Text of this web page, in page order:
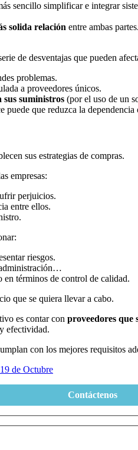
sencillo simplificar e integrar
solida relación entre ambas partes.
de desventajas que pueden
problemas.
a proveedores únicos.
sus suministros (por el uso de un
que reduzca la dependencia
sus estrategias de compras.
empresas:
perjuicios.
entre ellos.
riesgos.
en términos de control de calidad.
que se quiera llevar a cabo.
es contar con proveedores que
efectividad.
con los mejores requisitos
de Octubre
Contáctenos